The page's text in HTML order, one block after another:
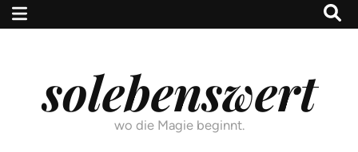
solebenswert
wo die Magie beginnt.